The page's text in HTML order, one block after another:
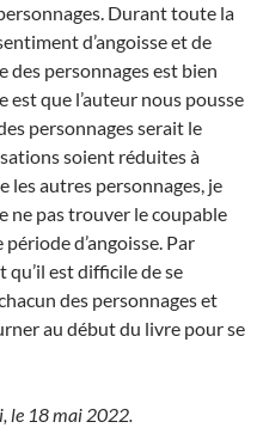
Durant toute la
d’angoisse et de
des personnages est bien
est que l’auteur nous pousse
personnages serait le
soient réduites à
les autres personnages, je
ne pas trouver le coupable
d’angoisse. Par
est difficile de se
des personnages et
au début du livre pour se
le 18 mai 2022.